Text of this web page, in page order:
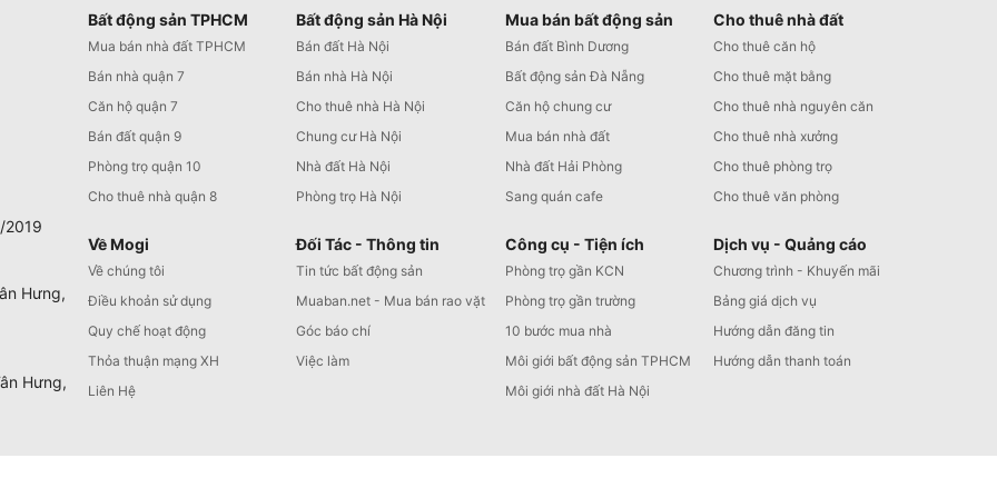
Bất động sản TPHCM
Mua bán nhà đất TPHCM
Bán nhà quận 7
Căn hộ quận 7
Bán đất quận 9
Phòng trọ quận 10
Cho thuê nhà quận 8
Bất động sản Hà Nội
Bán đất Hà Nội
Bán nhà Hà Nội
Cho thuê nhà Hà Nội
Chung cư Hà Nội
Nhà đất Hà Nội
Phòng trọ Hà Nội
Mua bán bất động sản
Bán đất Bình Dương
Bất động sản Đà Nẵng
Căn hộ chung cư
Mua bán nhà đất
Nhà đất Hải Phòng
Sang quán cafe
Cho thuê nhà đất
Cho thuê căn hộ
Cho thuê mặt bằng
Cho thuê nhà nguyên căn
Cho thuê nhà xưởng
Cho thuê phòng trọ
Cho thuê văn phòng
Về Mogi
Về chúng tôi
Điều khoản sử dụng
Quy chế hoạt động
Thỏa thuận mạng XH
Liên Hệ
Đối Tác - Thông tin
Tin tức bất động sản
Muaban.net - Mua bán rao vặt
Góc báo chí
Việc làm
Công cụ - Tiện ích
Phòng trọ gần KCN
Phòng trọ gần trường
10 bước mua nhà
Môi giới bất động sản TPHCM
Môi giới nhà đất Hà Nội
Dịch vụ - Quảng cáo
Chương trình - Khuyến mãi
Bảng giá dịch vụ
Hướng dẫn đăng tin
Hướng dẫn thanh toán
2019
Hưng,
Hưng,